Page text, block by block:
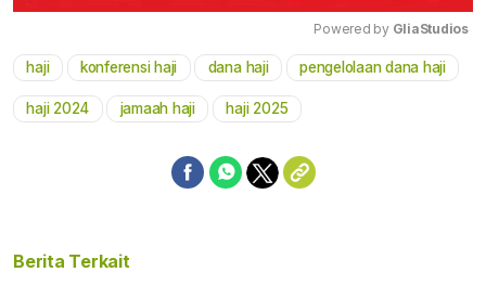
Mute
Powered by GliaStudios
haji konferensi haji dana haji pengelolaan dana haji
haji 2024 jamaah haji haji 2025
Berita Terkait